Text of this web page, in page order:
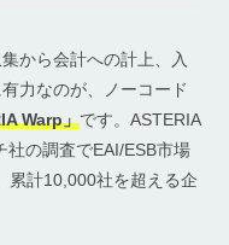
から会計への計上、入
力なのが、ノーコード
Warp」です。ASTERIA
社の調査でEAI/ESB市場
累計10,000社を超える企